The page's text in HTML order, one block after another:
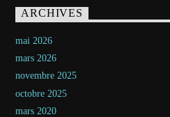
ARCHIVES
mai 2026
mars 2026
novembre 2025
octobre 2025
mars 2020